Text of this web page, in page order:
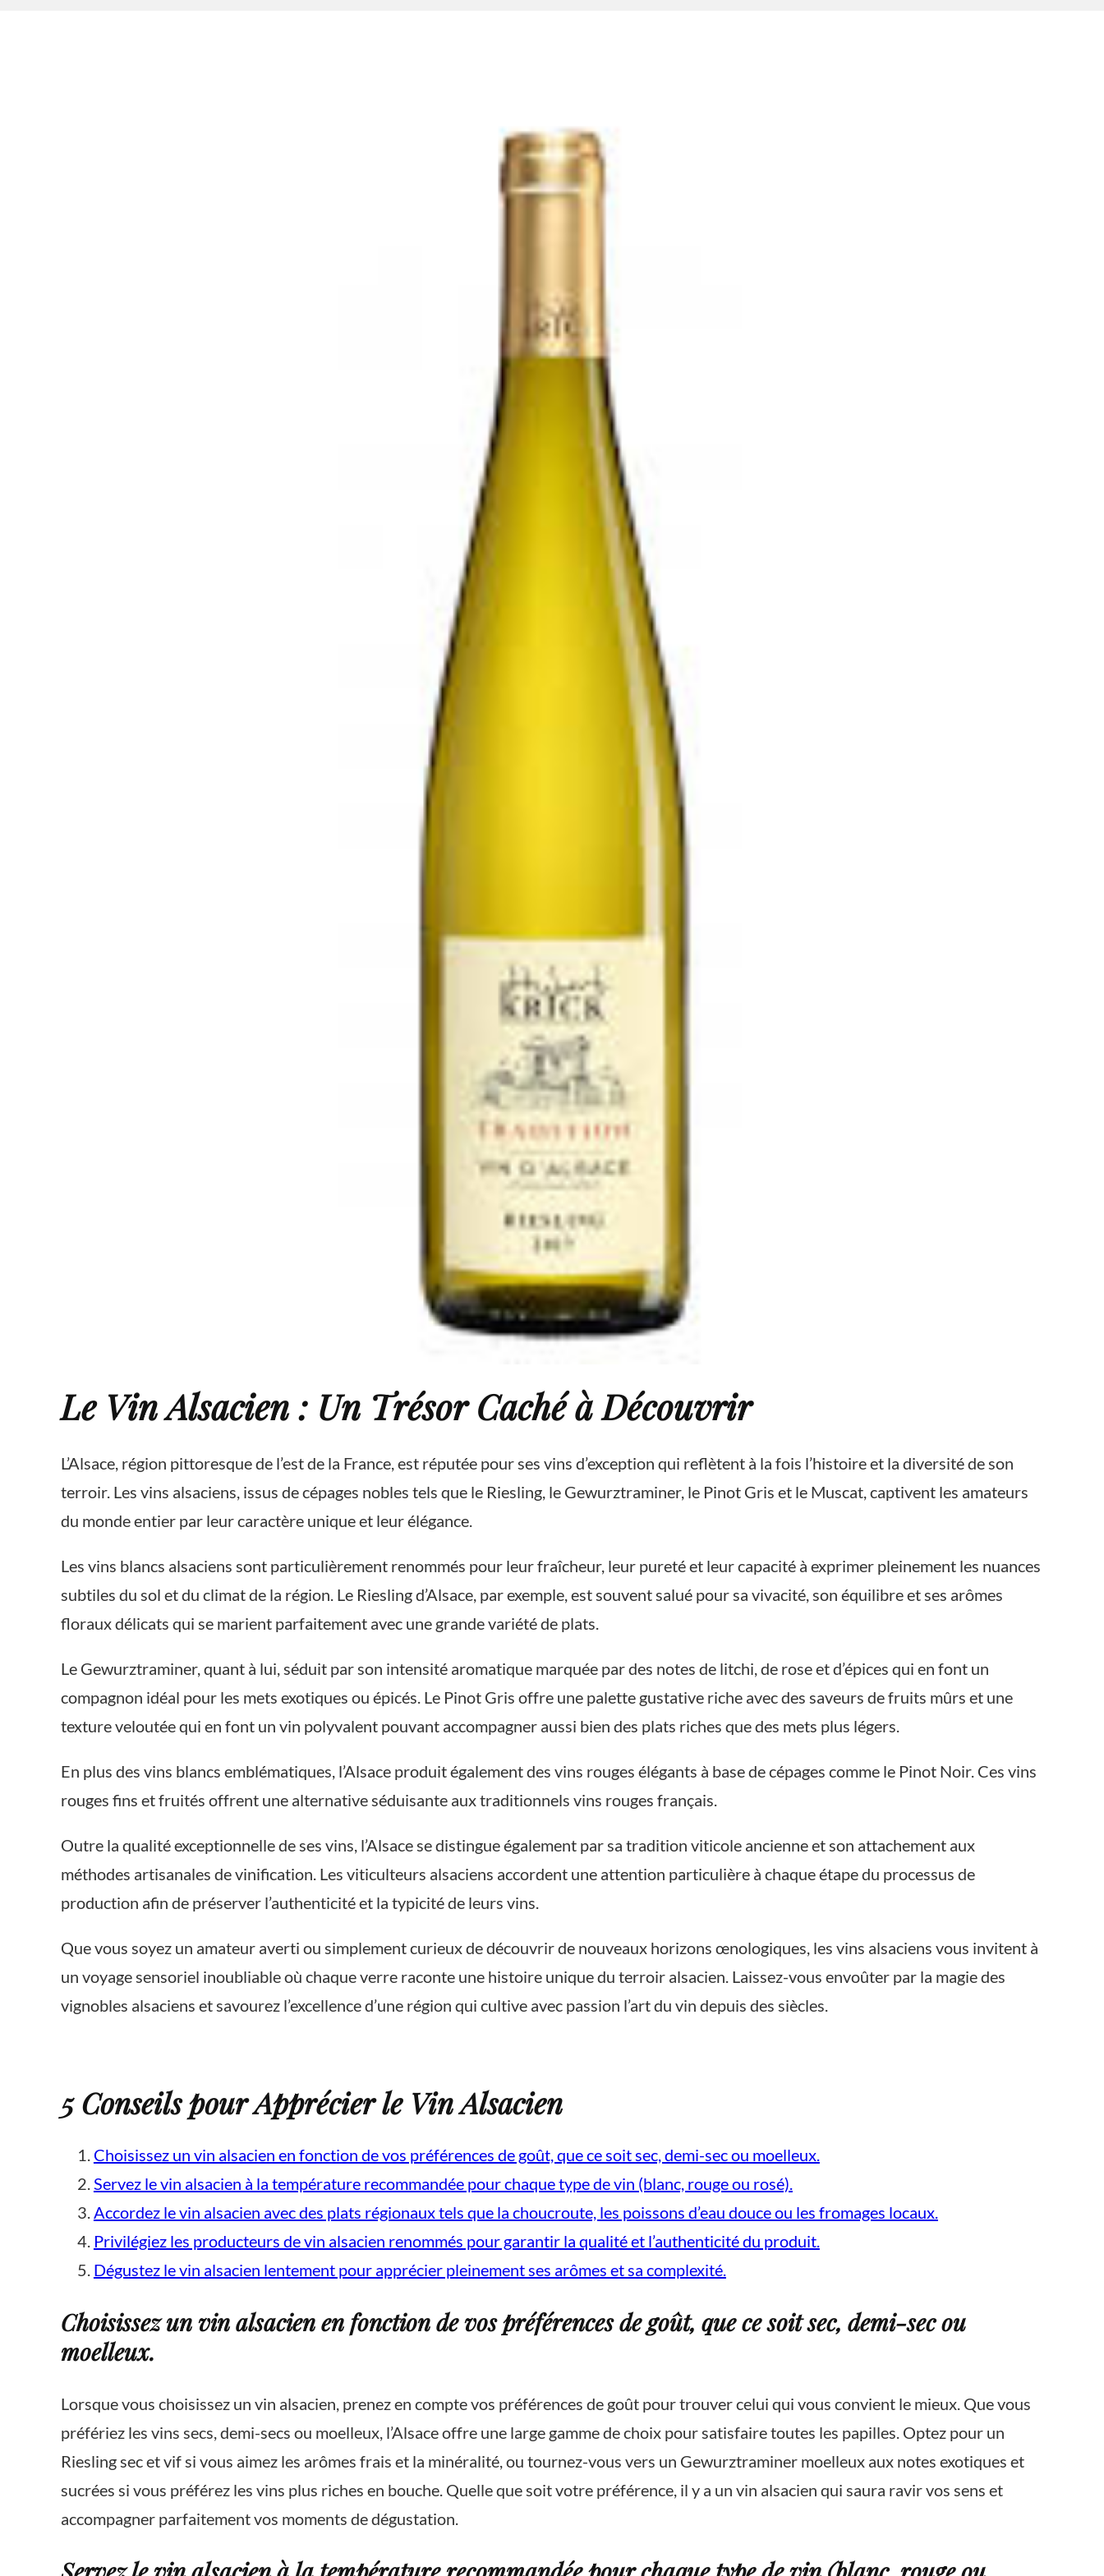
Le Vin Alsacien : Un Trésor Caché à Découvrir
L’Alsace, région pittoresque de l’est de la France, est réputée pour ses vins d’exception qui reflètent à la fois l’histoire et la diversité de son
terroir. Les vins alsaciens, issus de cépages nobles tels que le Riesling, le Gewurztraminer, le Pinot Gris et le Muscat, captivent les amateurs
du monde entier par leur caractère unique et leur élégance.
Les vins blancs alsaciens sont particulièrement renommés pour leur fraîcheur, leur pureté et leur capacité à exprimer pleinement les nuances
subtiles du sol et du climat de la région. Le Riesling d’Alsace, par exemple, est souvent salué pour sa vivacité, son équilibre et ses arômes
floraux délicats qui se marient parfaitement avec une grande variété de plats.
Le Gewurztraminer, quant à lui, séduit par son intensité aromatique marquée par des notes de litchi, de rose et d’épices qui en font un
compagnon idéal pour les mets exotiques ou épicés. Le Pinot Gris offre une palette gustative riche avec des saveurs de fruits mûrs et une
texture veloutée qui en font un vin polyvalent pouvant accompagner aussi bien des plats riches que des mets plus légers.
En plus des vins blancs emblématiques, l’Alsace produit également des vins rouges élégants à base de cépages comme le Pinot Noir. Ces vins
rouges fins et fruités offrent une alternative séduisante aux traditionnels vins rouges français.
Outre la qualité exceptionnelle de ses vins, l’Alsace se distingue également par sa tradition viticole ancienne et son attachement aux
méthodes artisanales de vinification. Les viticulteurs alsaciens accordent une attention particulière à chaque étape du processus de
production afin de préserver l’authenticité et la typicité de leurs vins.
Que vous soyez un amateur averti ou simplement curieux de découvrir de nouveaux horizons œnologiques, les vins alsaciens vous invitent à
un voyage sensoriel inoubliable où chaque verre raconte une histoire unique du terroir alsacien. Laissez-vous envoûter par la magie des
vignobles alsaciens et savourez l’excellence d’une région qui cultive avec passion l’art du vin depuis des siècles.
5 Conseils pour Apprécier le Vin Alsacien
Choisissez un vin alsacien en fonction de vos préférences de goût, que ce soit sec, demi-sec ou moelleux.
Servez le vin alsacien à la température recommandée pour chaque type de vin (blanc, rouge ou rosé).
Accordez le vin alsacien avec des plats régionaux tels que la choucroute, les poissons d’eau douce ou les fromages locaux.
Privilégiez les producteurs de vin alsacien renommés pour garantir la qualité et l’authenticité du produit.
Dégustez le vin alsacien lentement pour apprécier pleinement ses arômes et sa complexité.
Choisissez un vin alsacien en fonction de vos préférences de goût, que ce soit sec, demi-sec ou
moelleux.
Lorsque vous choisissez un vin alsacien, prenez en compte vos préférences de goût pour trouver celui qui vous convient le mieux. Que vous
préfériez les vins secs, demi-secs ou moelleux, l’Alsace offre une large gamme de choix pour satisfaire toutes les papilles. Optez pour un
Riesling sec et vif si vous aimez les arômes frais et la minéralité, ou tournez-vous vers un Gewurztraminer moelleux aux notes exotiques et
sucrées si vous préférez les vins plus riches en bouche. Quelle que soit votre préférence, il y a un vin alsacien qui saura ravir vos sens et
accompagner parfaitement vos moments de dégustation.